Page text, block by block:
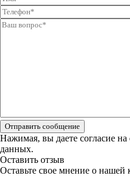
Отправить сообщение
Нажимая, вы даете согласие
данных.
Оставить отзыв
Оставьте свое мнение о нашей